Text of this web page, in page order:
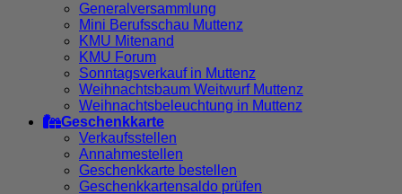
Generalversammlung
Mini Berufsschau Muttenz
KMU Mitenand
KMU Forum
Sonntagsverkauf in Muttenz
Weihnachtsbaum Weitwurf Muttenz
Weihnachtsbeleuchtung in Muttenz
Geschenkkarte
Verkaufsstellen
Annahmestellen
Geschenkkarte bestellen
Geschenkkartensaldo prüfen